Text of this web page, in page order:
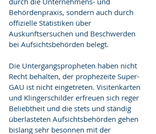
Behördenpraxis, sondern auch durch
offizielle Statistiken über
Auskunftsersuchen und Beschwerden
bei Aufsichtsbehörden belegt.
Die Untergangspropheten haben nicht
Recht behalten, der prophezeite Super-
GAU ist nicht eingetreten. Visitenkarten
und Klingerschilder erfreuen sich reger
Beliebtheit und die stets und ständig
überlasteten Aufsichtsbehörden gehen
bislang sehr besonnen mit der